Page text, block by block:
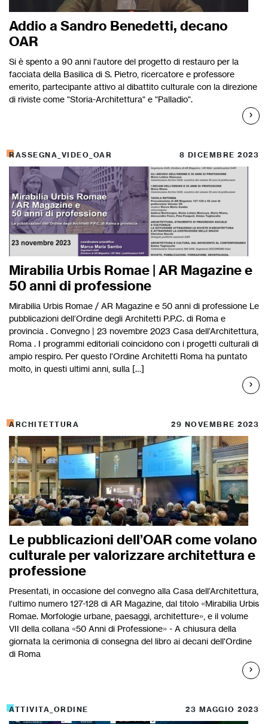
Addio a Sandro Benedetti, decano
OAR
Si è spento a 90 anni l'autore del progetto di restauro per la
facciata della Basilica di S. Pietro, ricercatore e professore
emerito, partecipante attivo al dibattito culturale con la direzione
di riviste come "Storia-Architettura" e "Palladio".
RASSEGNA_VIDEO_OAR 8 DICEMBRE 2023
Mirabilia Urbis Romae | AR Magazine e
50 anni di professione
Mirabilia Urbis Romae / AR Magazine e 50 anni di professione Le
pubblicazioni dell’Ordine degli Architetti P.P.C. di Roma e
provincia . Convegno | 23 novembre 2023 Casa dell’Architettura,
Roma . I programmi editoriali coincidono con i progetti culturali di
ampio respiro. Per questo l’Ordine Architetti Roma ha puntato
molto, in questi ultimi anni, sulla […]
ARCHITETTURA 29 NOVEMBRE 2023
Le pubblicazioni dell’OAR come volano
culturale per valorizzare architettura e
professione
Presentati, in occasione del convegno alla Casa dell’Architettura,
l’ultimo numero 127-128 di AR Magazine, dal titolo «Mirabilia Urbis
Romae. Morfologie urbane, paesaggi, architetture», e il volume
VII della collana «50 Anni di Professione» - A chiusura della
giornata la cerimonia di consegna del libro ai decani dell'Ordine
di Roma
ATTIVITA_ORDINE 23 MAGGIO 2023